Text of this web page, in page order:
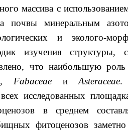
массива с
почвы минеральным
и эколого-
изучения структуры,
что наибольшую
Fabaceae иAsteraceae.
всех исследованных
в среднем
фитоценозов